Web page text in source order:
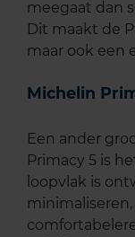
meegaat dan
Dit maakt de
maar ook een
Michelin
Een ander
Primacy 5 is
loopvlak is